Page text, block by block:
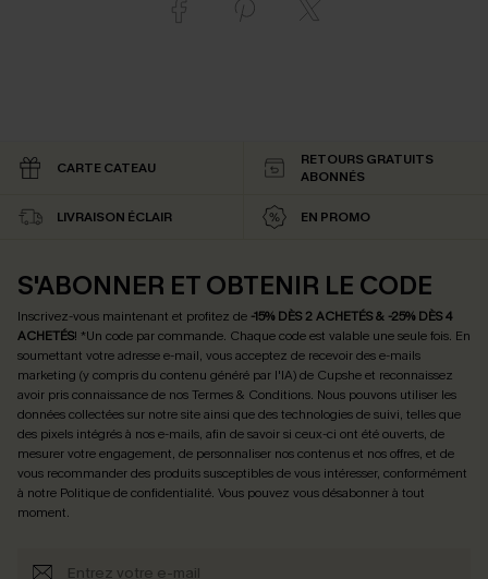
CARTE CATEAU
RETOURS GRATUITS
ABONNÉS
LIVRAISON ÉCLAIR EN PROMO
S'ABONNER ET OBTENIR LE CODE
Inscrivez-vous maintenant et profitez de -15% DÈS 2 ACHETÉS & -25% DÈS 4
ACHETÉS! *Un code par commande. Chaque code est valable une seule fois. En
soumettant votre adresse e-mail, vous acceptez de recevoir des e-mails
marketing (y compris du contenu généré par l'IA) de Cupshe et reconnaissez
avoir pris connaissance de nosTermes & Conditions. Nous pouvons utiliser les
données collectées sur notre site ainsi que des technologies de suivi, telles que
des pixels intégrés à nos e-mails, afin de savoir si ceux-ci ont été ouverts, de
mesurer votre engagement, de personnaliser nos contenus et nos offres, et de
vous recommander des produits susceptibles de vous intéresser, conformément
à notre Politique de confidentialité. Vous pouvez vous désabonner à tout
moment.